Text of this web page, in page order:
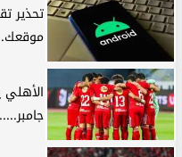
تحذير
جامبر.....